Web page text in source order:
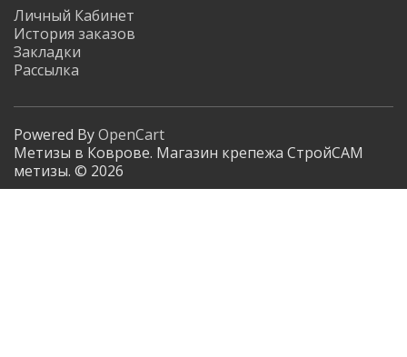
Личный Кабинет
История заказов
Закладки
Рассылка
Powered ByOpenCart
Метизы в Коврове. Магазин крепежа СтройСАМ
метизы. © 2026